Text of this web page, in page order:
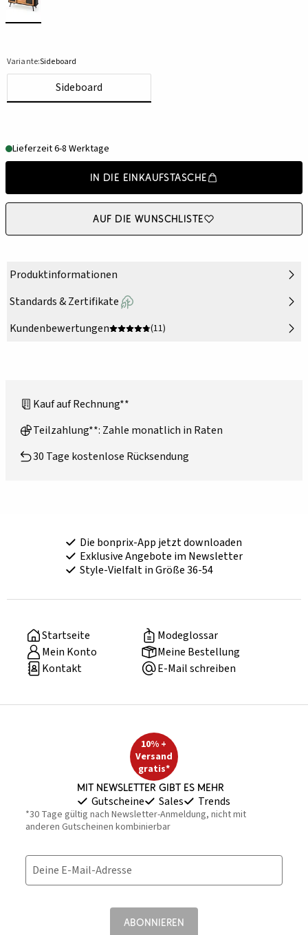
Variante:Sideboard
Sideboard
Lieferzeit 6-8 Werktage
In die Einkaufstasche
Auf die Wunschliste
Produktinformationen
Standards & Zertifikate
Kundenbewertungen
(11)
Kauf auf Rechnung**
Teilzahlung**: Zahle monatlich in Raten
30 Tage kostenlose Rücksendung
Die bonprix-App jetzt downloaden
Exklusive Angebote im Newsletter
Style-Vielfalt in Größe 36-54
Startseite
Modeglossar
Mein Konto
Meine Bestellung
Kontakt
E-Mail schreiben
10% +
Versand
gratis*
Mit Newsletter gibt es mehr
Gutscheine Sales Trends
*30 Tage gültig nach Newsletter-Anmeldung, nicht mit
anderen Gutscheinen kombinierbar
Deine E-Mail-Adresse
ABONNIEREN